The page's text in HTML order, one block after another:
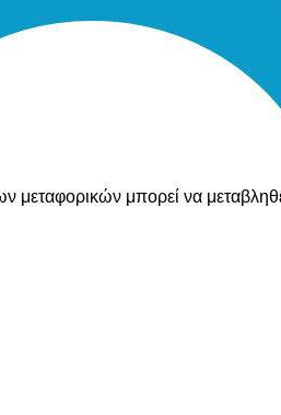
μεταφορικών μπορεί να